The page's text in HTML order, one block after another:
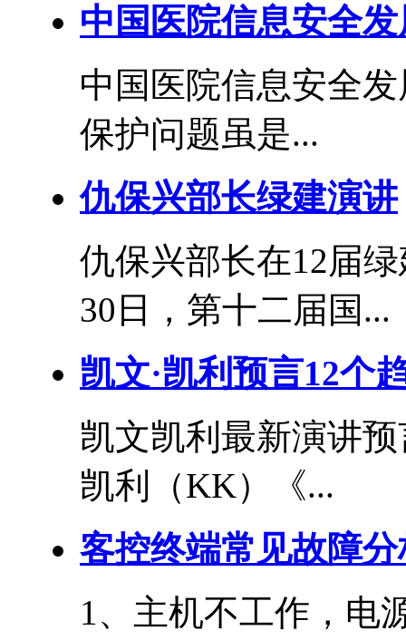
中国医院信息安全
中国医院信息安全
保护问题虽是...
仇保兴部长绿建演讲
仇保兴部长在12届
30日，第十二届国...
凯文·凯利预言12个
凯文凯利最新演讲
凯利（KK）《...
客控终端常见故障
1、主机不工作，电